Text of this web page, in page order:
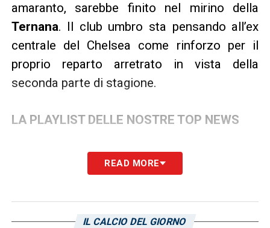
amaranto, sarebbe finito nel mirino della
Ternana. Il club umbro sta pensando all’ex
centrale del Chelsea come rinforzo per il
proprio reparto arretrato in vista della
seconda parte di stagione.
LA PLAYLIST DELLE NOSTRE TOP NEWS
READ MORE
IL CALCIO DEL GIORNO